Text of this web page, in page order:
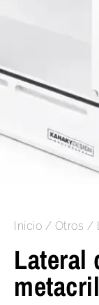
Inicio / Otros /
Lateral